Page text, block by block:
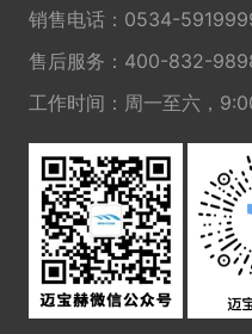
销售电话： 0534-
售后服务： 400-832-
工作时间：周一至六，